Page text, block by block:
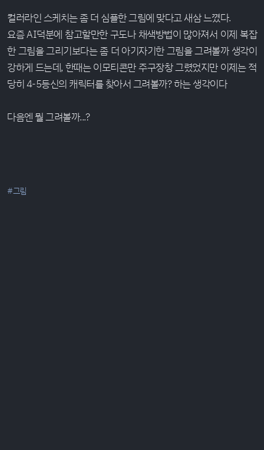
컬러라인 스케치는 좀 더 심플한 그림에 맞다고 새삼 느꼈다.
요즘 AI덕분에 참고할만한 구도나 채색방법이 많아져서 이제 복잡
한 그림을 그리기보다는 좀 더 아기자기한 그림을 그려볼까 생각이
강하게 드는데, 한때는 이모티콘만 주구장창 그렸었지만 이제는 적
당히 4-5등신의 캐릭터를 찾아서 그려볼까? 하는 생각이다
다음엔 뭘 그려볼까...?
#그림